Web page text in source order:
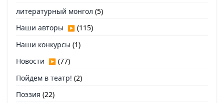
литературный монгол (5)
Наши авторы ▶ (115)
Наши конкурсы (1)
Новости ▶ (77)
Пойдем в театр! (2)
Поэзия (22)